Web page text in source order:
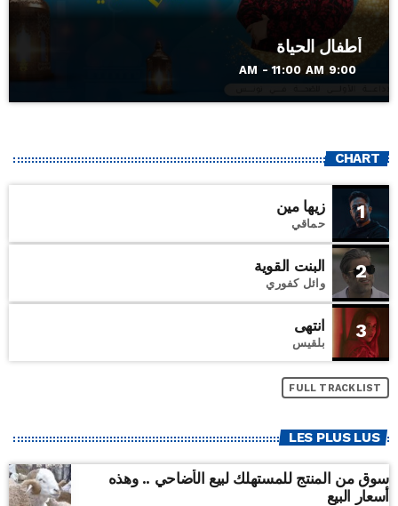
أطفال الحياة
9:00 AM - 11:00 AM
CHART
1 زيها مين
حماقي
2 البنت القوية
وائل كفوري
3 انتهى
بلقيس
FULL TRACKLIST
LES PLUS LUS
سوق من المنتج للمستهلك لبيع الأضاحي .. وهذه
أسعار البيع